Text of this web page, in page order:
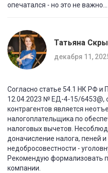
опечатался - но это не
Татьяна
декабря 11,
Согласно статье 54.1 НК РФ и
12.04.2023 № ЕД-4-15/6453@,
контрагентов является
налогоплательщика по
налоговых вычетов.
доначисление налога, пеней
недобросовестности -
Рекомендую формализовать
компании.